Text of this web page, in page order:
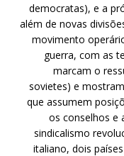
democratas), e a
além de novas
movimento
guerra, com as
marcam o
sovietes) e
que assumem
os conselhos e
sindicalismo
italiano, dois